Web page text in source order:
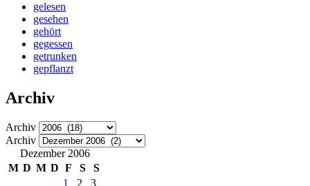
gelesen
gesehen
gehört
gegessen
getrunken
gepflanzt
Archiv
Archiv
Archiv
Dezember 2006
M D M D F S
S
1
2 3